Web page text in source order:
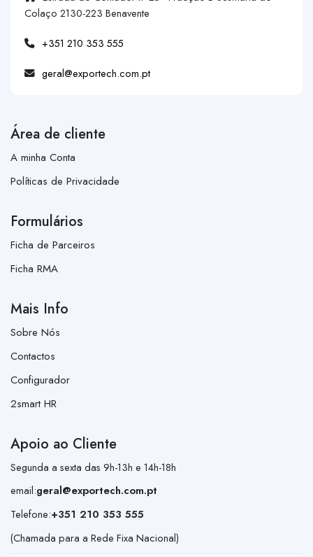
Colaço 2130-223 Benavente
+351 210 353 555
geral@exportech.com.pt
Área de cliente
A minha Conta
Políticas de Privacidade
Formulários
Ficha de Parceiros
Ficha RMA
Mais Info
Sobre Nós
Contactos
Configurador
2smart HR
Apoio ao Cliente
Segunda a sexta das 9h-13h e 14h-18h
email:geral@exportech.com.pt
Telefone:+351 210 353 555
(Chamada para a Rede Fixa Nacional)